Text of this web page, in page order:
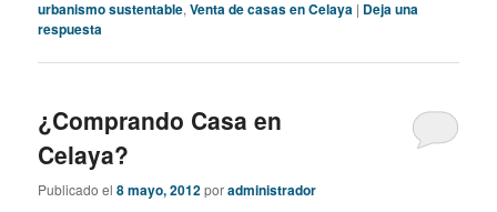
urbanismo sustentable,Venta de casas en Celaya | Deja una
respuesta
¿Comprando Casa en
Celaya?
Publicado el8 mayo, 2012poradministrador